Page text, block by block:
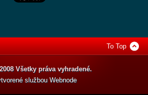
To Top
Všetky práva vyhradené.
službouWebnode